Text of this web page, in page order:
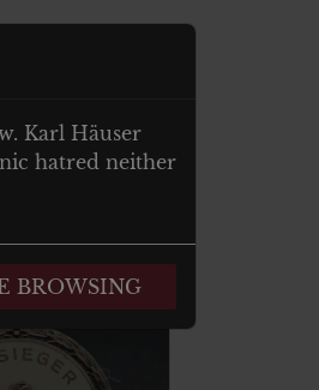
Karl Häuser
hatred neither
BROWSING